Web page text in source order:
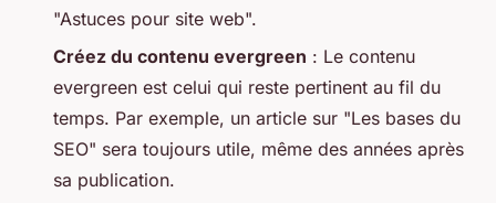
"Astuces pour site web".
Créez du contenu evergreen : Le contenu
evergreen est celui qui reste pertinent au fil du
temps. Par exemple, un article sur "Les bases du
SEO" sera toujours utile, même des années après
sa publication.